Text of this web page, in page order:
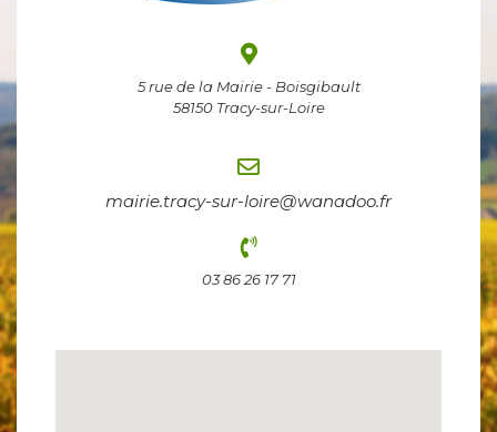
5 rue de la Mairie - Boisgibault
58150 Tracy-sur-Loire
mairie.tracy-sur-loire@wanadoo.fr
03 86 26 17 71